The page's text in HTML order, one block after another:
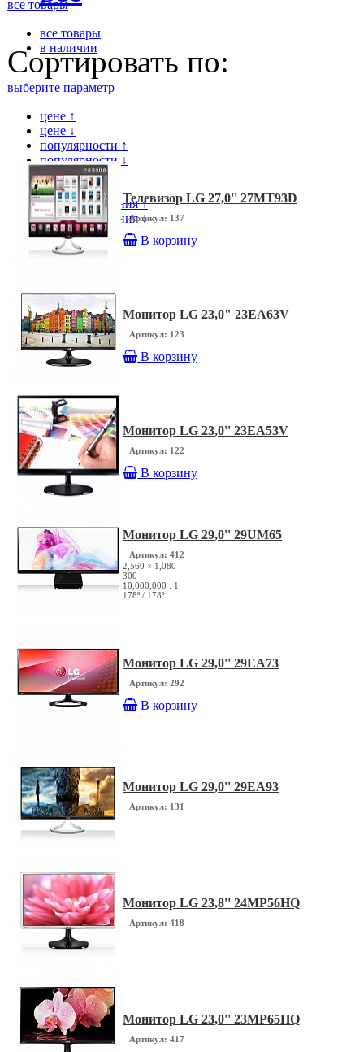
все товары
все товары
в наличии
Сортировать по:
выберите параметр
цене ↑
цене ↓
популярности ↑
популярности ↓
модели ↑
модели ↓
дате поступления ↑
дате поступления ↓
Телевизор LG 27,0'' 27MT93D
Артикул: 137
В корзину
Монитор LG 23,0" 23EA63V
Артикул: 123
В корзину
Монитор LG 23,0'' 23EA53V
Артикул: 122
В корзину
Монитор LG 29,0'' 29UM65
Артикул: 412
2,560 × 1,080
300
10,000,000 : 1
178º / 178º
Монитор LG 29,0'' 29EA73
Артикул: 292
В корзину
Монитор LG 29,0'' 29EA93
Артикул: 131
Монитор LG 23,8'' 24MP56HQ
Артикул: 418
Монитор LG 23,0'' 23MP65HQ
Артикул: 417